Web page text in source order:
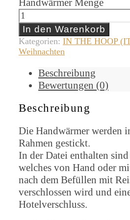
In den Warenkorb
Kategorien: IN THE HOOP
Weihnachten
Beschreibung
Bewertungen (0)
Beschreibung
Die Handwärmer werden
Rahmen gestickt.
In der Datei enthalten
welches von Hand oder
nach dem Befüllen mit
verschlossen wird und
Hotelverschluss.